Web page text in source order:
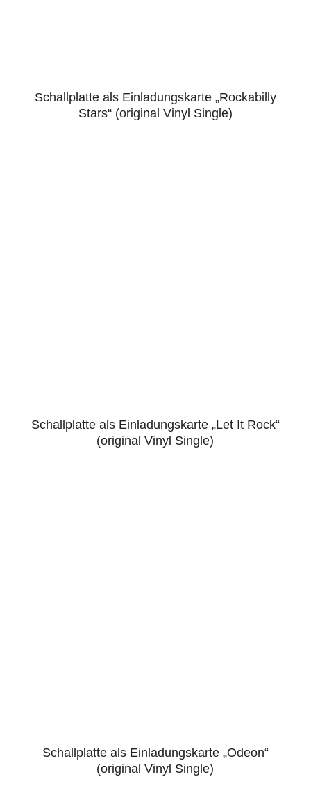
5.00
Schallplatte als Einladungskarte „Rockabilly
Stars“ (original Vinyl Single)
5.00
Schallplatte als Einladungskarte „Let It Rock“
(original Vinyl Single)
5.00
Schallplatte als Einladungskarte „Odeon“
(original Vinyl Single)